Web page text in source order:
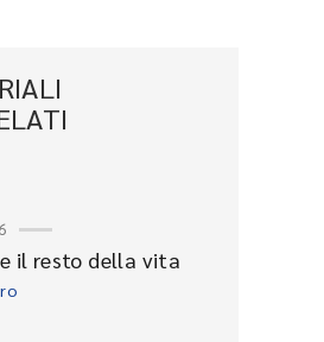
il resto della vita